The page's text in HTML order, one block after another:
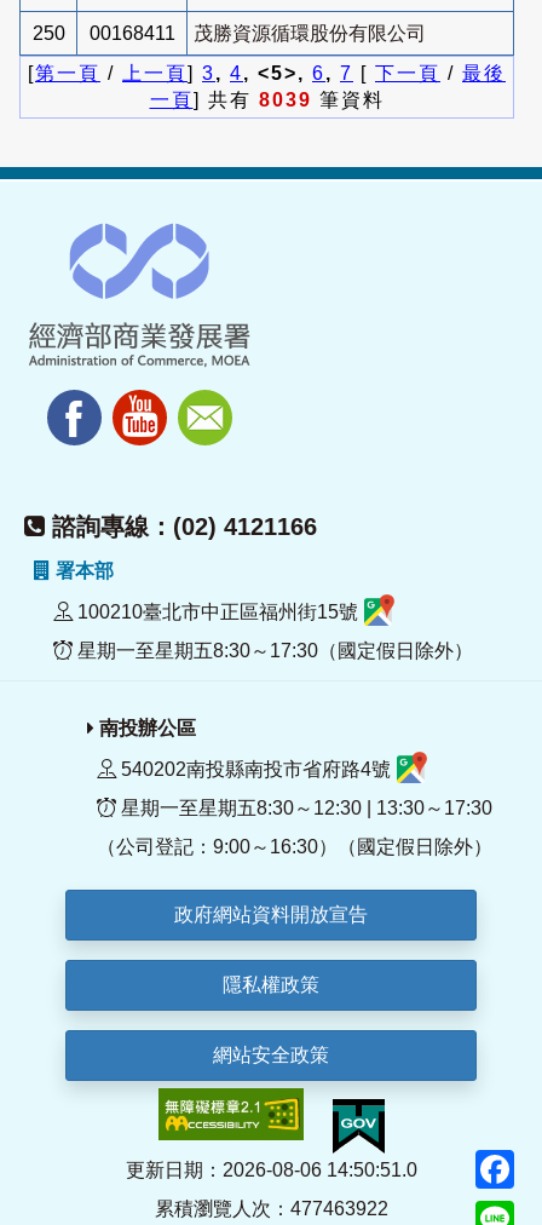
250 00168411
茂勝資源循環股份有限公司
[第一頁 / 上一頁] 3, 4, <5>, 6, 7 [ 下一頁 / 最後
一頁] 共有 8039 筆資料
諮詢專線：(02) 4121166
署本部
100210臺北市中正區福州街15號
星期一至星期五8:30～17:30（國定假日除外）
南投辦公區
540202南投縣南投市省府路4號
星期一至星期五8:30～12:30 | 13:30～17:30
（公司登記：9:00～16:30）（國定假日除外）
政府網站資料開放宣告
隱私權政策
網站安全政策
更新日期：2026-08-06 14:50:51.0
累積瀏覽人次：477463922